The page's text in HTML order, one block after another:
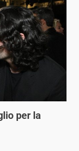
per la